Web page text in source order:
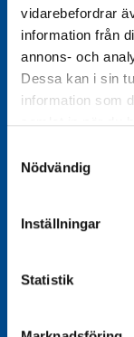
vidarebefordrar
information från
annons- och
Dessa kan i sin
information som
samlat in när du
Nödvändig
Inställningar
Statistik